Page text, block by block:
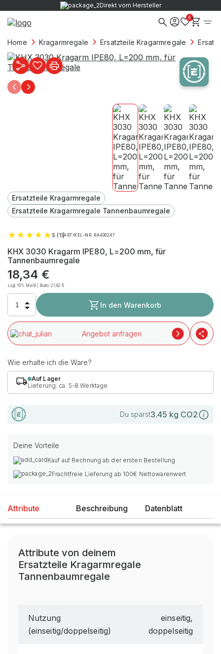
Direkt vom Hersteller
0
Home Kragarmregale Ersatzteile Kragarmregale
Ersatzteile Kragarmregale
Ersatzteile Kragarmregale Tannenbaumregale
5 (1) ARTIKEL-NR. RA400247
KHX 3030 Kragarm IPE80, L=200 mm, für
Tannenbaumregale
18,34 €
zzgl. 19% MwSt | Brutto:21,82€
In den Warenkorb
Angebot anfragen
Wie erhalte ich die Ware?
Auf Lager
Lieferung: ca. 5-8 Werktage
Du sparst3.45 kg CO2
Deine Vorteile
Kauf auf Rechnung ab der ersten Bestellung
Frachtfreie Lieferung ab 100€ Nettowarenwert
Attribute Beschreibung Datenblatt
Attribute von deinem
Ersatzteile Kragarmregale
Tannenbaumregale
Nutzung
(einseitig/doppelseitig)
einseitig,
doppelseitig